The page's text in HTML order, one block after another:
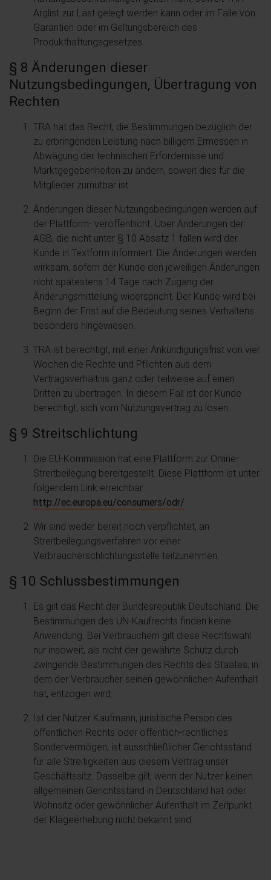
Arglist zur Last gelegt werden kann oder im Falle von
Garantien oder im Geltungsbereich des
Produkthaftungsgesetzes.
§ 8 Änderungen dieser
Nutzungsbedingungen, Übertragung von
Rechten
TRA hat das Recht, die Bestimmungen bezüglich der
zu erbringenden Leistung nach billigem Ermessen in
Abwägung der technischen Erfordernisse und
Marktgegebenheiten zu ändern, soweit dies für die
Mitglieder zumutbar ist.
Änderungen dieser Nutzungsbedingungen werden auf
der Plattform- veröffentlicht. Über Änderungen der
AGB, die nicht unter § 10 Absatz 1 fallen wird der
Kunde in Textform informiert. Die Änderungen werden
wirksam, sofern der Kunde den jeweiligen Änderungen
nicht spätestens 14 Tage nach Zugang der
Änderungsmitteilung widerspricht. Der Kunde wird bei
Beginn der Frist auf die Bedeutung seines Verhaltens
besonders hingewiesen.
TRA ist berechtigt, mit einer Ankündigungsfrist von vier
Wochen die Rechte und Pflichten aus dem
Vertragsverhältnis ganz oder teilweise auf einen
Dritten zu übertragen. In diesem Fall ist der Kunde
berechtigt, sich vom Nutzungsvertrag zu lösen.
§ 9 Streitschlichtung
Die EU-Kommission hat eine Plattform zur Online-
Streitbeilegung bereitgestellt. Diese Plattform ist unter
folgendem Link erreichbar:
http://ec.europa.eu/consumers/odr/
Wir sind weder bereit noch verpflichtet, an
Streitbeilegungsverfahren vor einer
Verbraucherschlichtungsstelle teilzunehmen.
§ 10 Schlussbestimmungen
Es gilt das Recht der Bundesrepublik Deutschland. Die
Bestimmungen des UN-Kaufrechts finden keine
Anwendung. Bei Verbrauchern gilt diese Rechtswahl
nur insoweit, als nicht der gewährte Schutz durch
zwingende Bestimmungen des Rechts des Staates, in
dem der Verbraucher seinen gewöhnlichen Aufenthalt
hat, entzogen wird.
Ist der Nutzer Kaufmann, juristische Person des
öffentlichen Rechts oder öffentlich-rechtliches
Sondervermögen, ist ausschließlicher Gerichtsstand
für alle Streitigkeiten aus diesem Vertrag unser
Geschäftssitz. Dasselbe gilt, wenn der Nutzer keinen
allgemeinen Gerichtsstand in Deutschland hat oder
Wohnsitz oder gewöhnlicher Aufenthalt im Zeitpunkt
der Klageerhebung nicht bekannt sind.